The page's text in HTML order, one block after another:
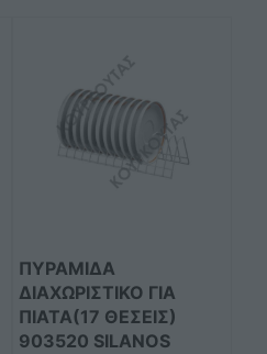
ΠΥΡΑΜΙΔΑ
ΔΙΑΧΩΡΙΣΤΙΚΟ ΓΙΑ
ΠΙΑΤΑ(17 ΘΕΣΕΙΣ)
903520 SILANOS